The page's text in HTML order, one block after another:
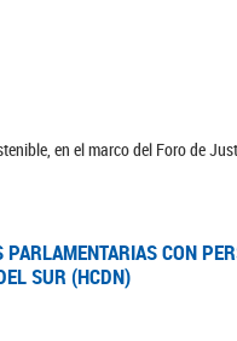
en el marco del Foro de
CON
SUR (HCDN)